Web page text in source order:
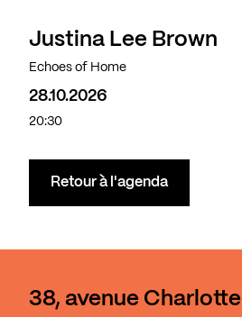
Justina Lee Brown
Echoes of Home
28.10.2026
20:30
Retour à l'agenda
38, avenue Charlotte